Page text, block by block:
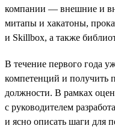
компании — внешние и
митапы и хакатоны,
и Skillbox, а также
В течение первого года
компетенций и получить
должности. В рамках
с руководителем
и ясно описать шаги для